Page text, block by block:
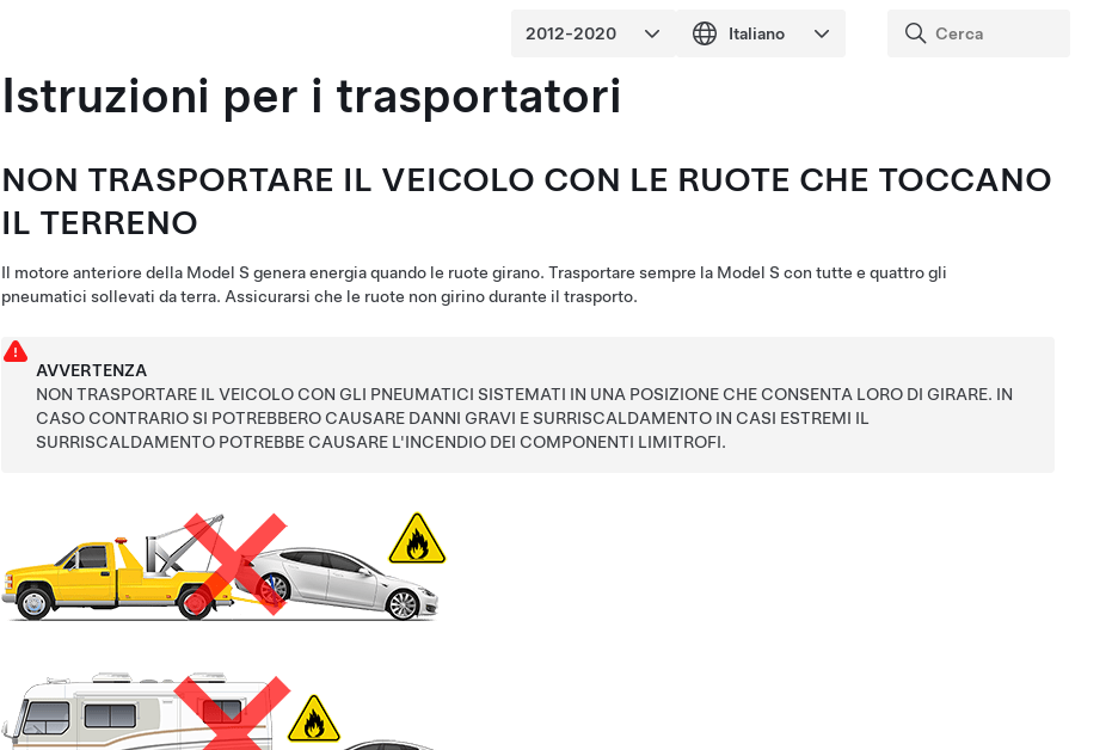
Istruzioni per i trasportatori
NON TRASPORTARE IL VEICOLO CON LE RUOTE CHE TOCCANO
IL TERRENO
Il motore anteriore della Model S genera energia quando le ruote girano. Trasportare sempre la Model S con tutte e quattro gli
pneumatici sollevati da terra. Assicurarsi che le ruote non girino durante il trasporto.
AVVERTENZA
NON TRASPORTARE IL VEICOLO CON GLI PNEUMATICI SISTEMATI IN UNA POSIZIONE CHE CONSENTA LORO DI GIRARE. IN
CASO CONTRARIO SI POTREBBERO CAUSARE DANNI GRAVI E SURRISCALDAMENTO IN CASI ESTREMI IL
SURRISCALDAMENTO POTREBBE CAUSARE L'INCENDIO DEI COMPONENTI LIMITROFI.